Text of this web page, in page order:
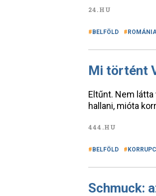
24.HU
BELFÖLD
Mi történt
Eltűnt. Nem
hallani, mióta
444.HU
BELFÖLD
Schmuck: